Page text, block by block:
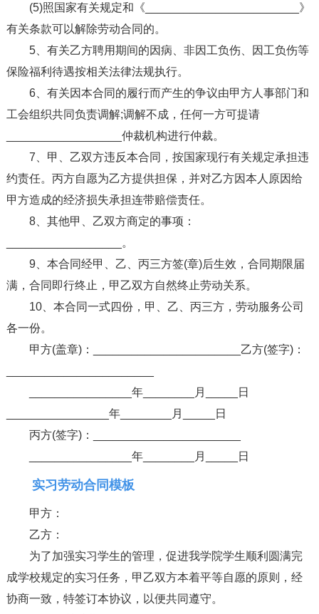
(5)照国家有关规定和《________________________》
有关条款可以解除劳动合同的。
5、有关乙方聘用期间的因病、非因工负伤、因工负伤等
保险福利待遇按相关法律法规执行。
6、有关因本合同的履行而产生的争议由甲方人事部门和
工会组织共同负责调解;调解不成，任何一方可提请
__________________仲裁机构进行仲裁。
7、甲、乙双方违反本合同，按国家现行有关规定承担违
约责任。丙方自愿为乙方提供担保，并对乙方因本人原因给
甲方造成的经济损失承担连带赔偿责任。
8、其他甲、乙双方商定的事项：
__________________。
9、本合同经甲、乙、丙三方签(章)后生效，合同期限届
满，合同即行终止，甲乙双方自然终止劳动关系。
10、本合同一式四份，甲、乙、丙三方，劳动服务公司
各一份。
甲方(盖章)：_______________________乙方(签字)：
________________年________月_____日
________________年________月_____日
丙方(签字)：_______________________
________________年________月_____日
实习劳动合同模板
甲方：
乙方：
为了加强实习学生的管理，促进我学院学生顺利圆满完
成学校规定的实习任务，甲乙双方本着平等自愿的原则，经
协商一致，特签订本协议，以便共同遵守。